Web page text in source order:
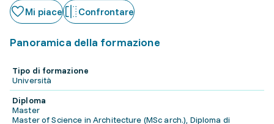
Mi piace Confrontare
Panoramica della formazione
Tipo di formazione
Università
Diploma
Master
Master of Science in Architecture (MSc arch.), Diploma di